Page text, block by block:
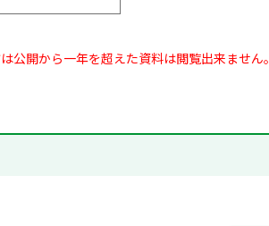
公開から一年を超えた資料は閲覧出来ません。